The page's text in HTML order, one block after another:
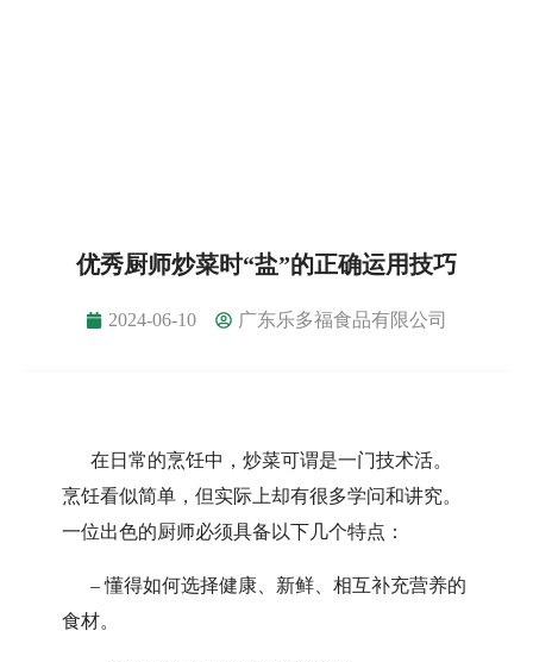
优秀厨师炒菜时“盐”的正确运用技巧
2024-06-10 广东乐多福食品有限公司
在日常的烹饪中，炒菜可谓是一门技术活。
烹饪看似简单，但实际上却有很多学问和讲究。
一位出色的厨师必须具备以下几个特点：
– 懂得如何选择健康、新鲜、相互补充营养的
食材。